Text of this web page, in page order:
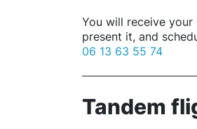
You will receive
present it, and
06 13 63 55 74
Tandem